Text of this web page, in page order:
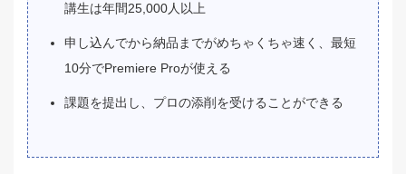
講生は年間25,000人以上
申し込んでから納品までがめちゃくちゃ速く、最短
10分でPremiere Proが使える
課題を提出し、プロの添削を受けることができる